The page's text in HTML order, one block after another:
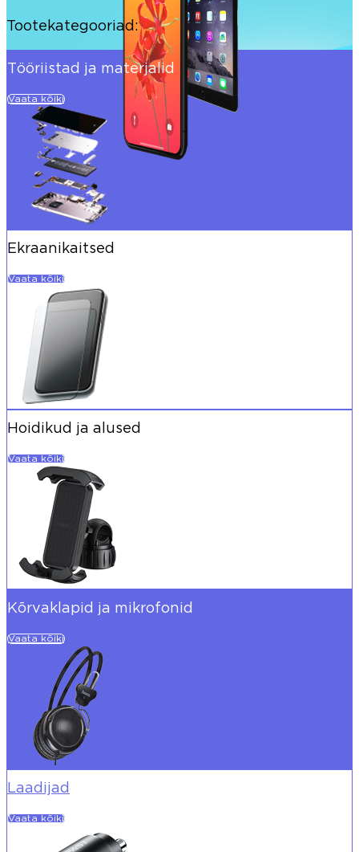
Tootekategooriad:
Tööriistad ja materjalid
Vaata kõiki
Ekraanikaitsed
Vaata kõiki
Hoidikud ja alused
Vaata kõiki
Kõrvaklapid ja mikrofonid
Vaata kõiki
Laadijad
Vaata kõiki